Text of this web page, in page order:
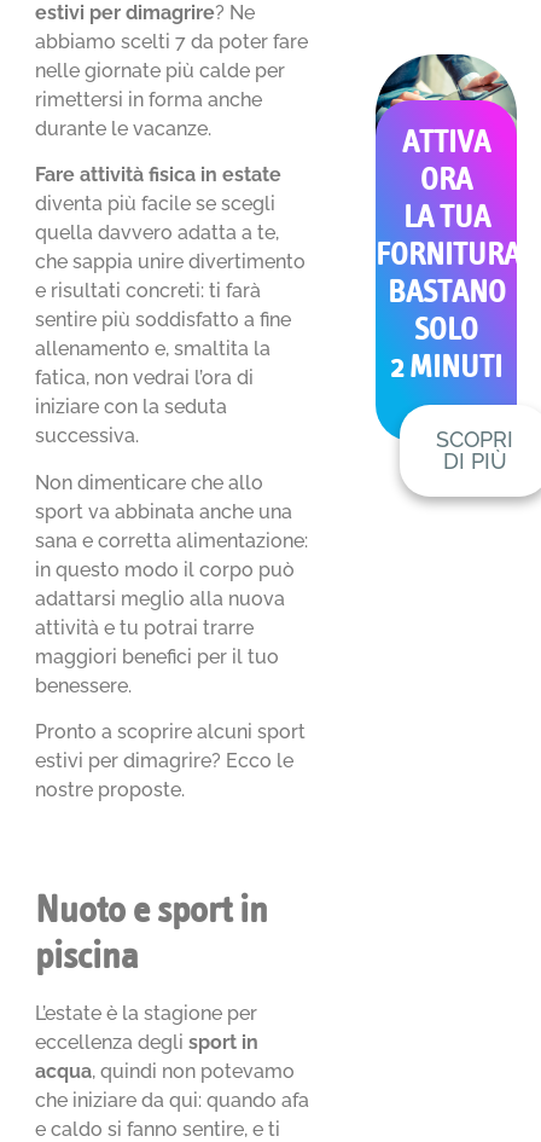
estivi per dimagrire? Ne
abbiamo scelti 7 da poter fare
nelle giornate più calde per
rimettersi in forma anche
durante le vacanze.
Fare attività fisica in estate
diventa più facile se scegli
quella davvero adatta a te,
che sappia unire divertimento
e risultati concreti: ti farà
sentire più soddisfatto a fine
allenamento e, smaltita la
fatica, non vedrai l’ora di
iniziare con la seduta
successiva.
Non dimenticare che allo
sport va abbinata anche una
sana e corretta alimentazione:
in questo modo il corpo può
adattarsi meglio alla nuova
attività e tu potrai trarre
maggiori benefici per il tuo
benessere.
Pronto a scoprire alcuni sport
estivi per dimagrire? Ecco le
nostre proposte.
Nuoto e sport in
piscina
L’estate è la stagione per
eccellenza deglisport in
acqua, quindi non potevamo
che iniziare da qui: quando afa
e caldo si fanno sentire, e ti
ATTIVA
ORA
LA TUA
FORNITURA
BASTANO
SOLO
2 MINUTI
SCOPRI
DI PIÙ